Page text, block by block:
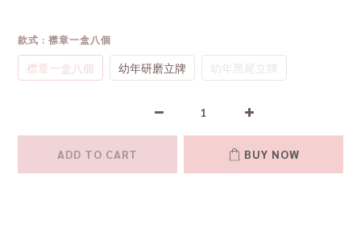
款式 : 襟章一盒八個
襟章一盒八個 幼年研磨立牌 幼年黑尾立牌
ADD TO CART BUY NOW